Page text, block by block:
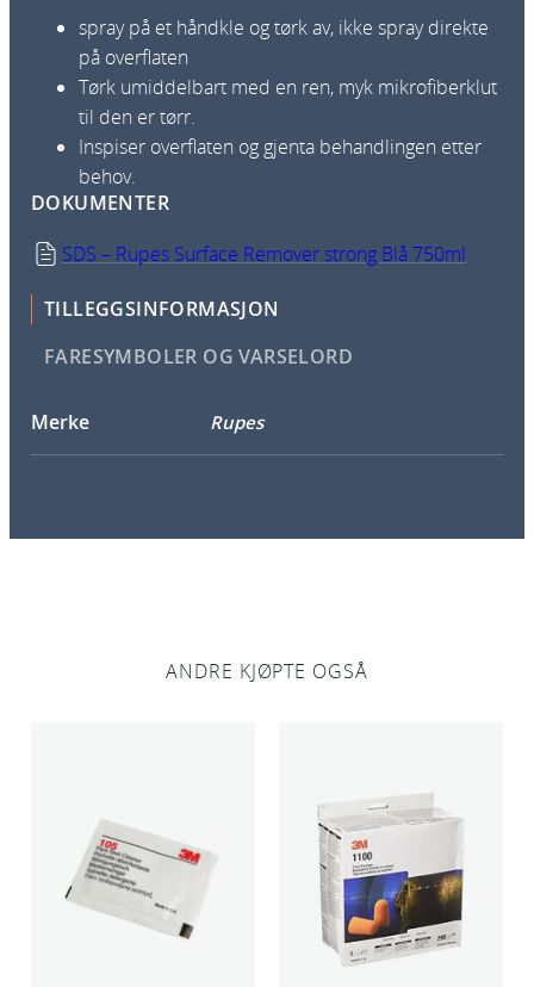
spray på et håndkle og tørk av, ikke spray direkte
på overflaten
Tørk umiddelbart med en ren, myk mikrofiberklut
til den er tørr.
Inspiser overflaten og gjenta behandlingen etter
behov.
DOKUMENTER
SDS – Rupes Surface Remover strong Blå 750ml
TILLEGGSINFORMASJON
FARESYMBOLER OG VARSELORD
Merke Rupes
ANDRE KJØPTE OGSÅ